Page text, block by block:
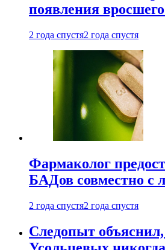
появления
2 года спустя2 года спустя
Фармаколог
БАДов совместно с
2 года спустя2 года спустя
Следопыт